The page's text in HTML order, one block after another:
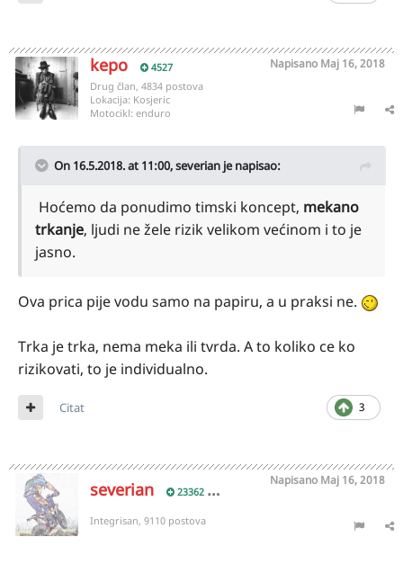
kepo 4527 Napisano Maj 16, 2018
Drug član, 4834 postova
Lokacija: Kosjeric
Motocikl: enduro
On 16.5.2018. at 11:00,severian je napisao:
Hoćemo da ponudimo timski koncept, mekano
trkanje, ljudi ne žele rizik velikom većinom i to je
jasno.
Ova prica pije vodu samo na papiru, a u praksi ne.
Trka je trka, nema meka ili tvrda. A to koliko ce ko
rizikovati, to je individualno.
3
Citat
severian 23362
Napisano Maj 16, 2018
Integrisan, 9110 postova